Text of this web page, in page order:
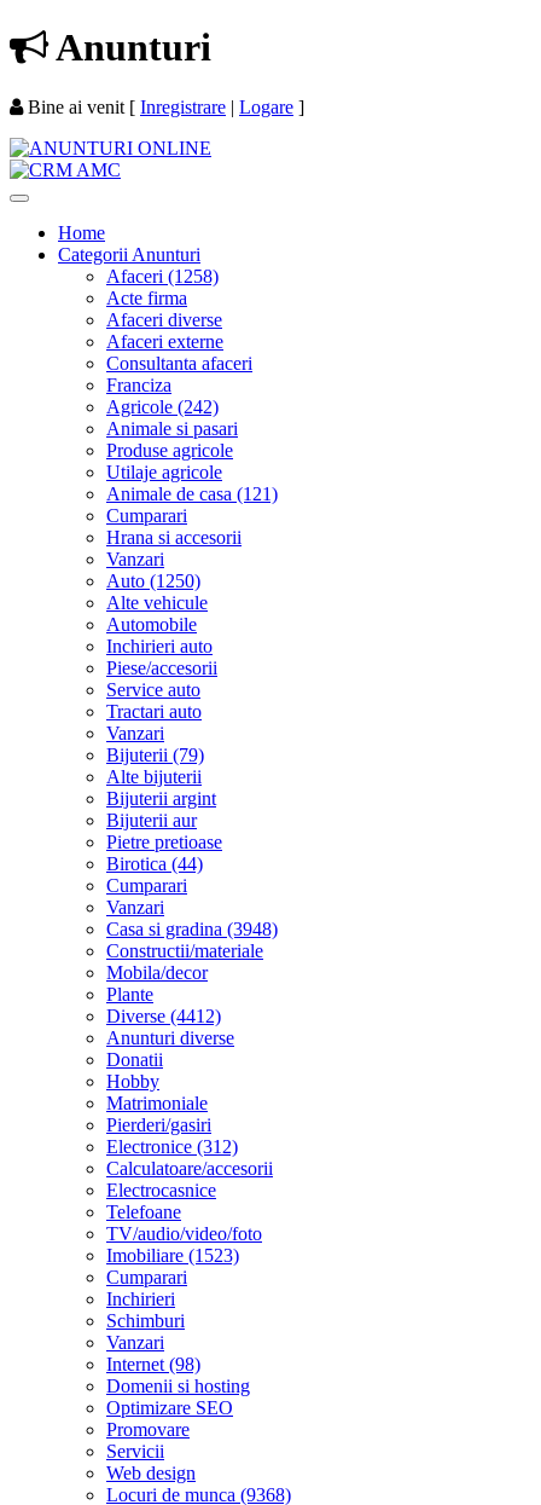
Anunturi
Bine ai venit [ Inregistrare | Logare ]
Home
Categorii Anunturi
Afaceri (1258)
Acte firma
Afaceri diverse
Afaceri externe
Consultanta afaceri
Franciza
Agricole (242)
Animale si pasari
Produse agricole
Utilaje agricole
Animale de casa (121)
Cumparari
Hrana si accesorii
Vanzari
Auto (1250)
Alte vehicule
Automobile
Inchirieri auto
Piese/accesorii
Service auto
Tractari auto
Vanzari
Bijuterii (79)
Alte bijuterii
Bijuterii argint
Bijuterii aur
Pietre pretioase
Birotica (44)
Cumparari
Vanzari
Casa si gradina (3948)
Constructii/materiale
Mobila/decor
Plante
Diverse (4412)
Anunturi diverse
Donatii
Hobby
Matrimoniale
Pierderi/gasiri
Electronice (312)
Calculatoare/accesorii
Electrocasnice
Telefoane
TV/audio/video/foto
Imobiliare (1523)
Cumparari
Inchirieri
Schimburi
Vanzari
Internet (98)
Domenii si hosting
Optimizare SEO
Promovare
Servicii
Web design
Locuri de munca (9368)